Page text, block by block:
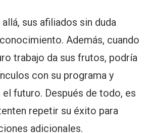
sus afiliados sin duda
Además, cuando
trabajo da sus frutos, podría
con su programa y
el futuro. Después de todo, es
repetir su éxito para
adicionales.